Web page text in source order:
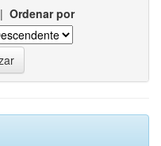
| Ordenar por